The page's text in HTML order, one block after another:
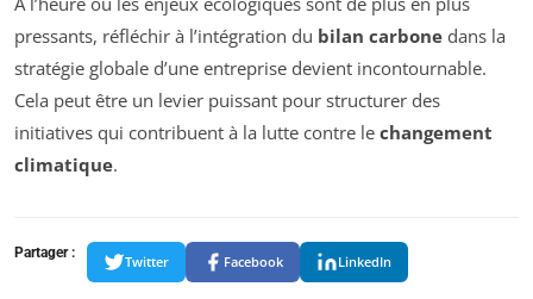
pressants, réfléchir à l’intégration du bilan carbone dans la
stratégie globale d’une entreprise devient incontournable.
Cela peut être un levier puissant pour structurer des
initiatives qui contribuent à la lutte contre le changement
climatique.
Partager :
Twitter Facebook LinkedIn